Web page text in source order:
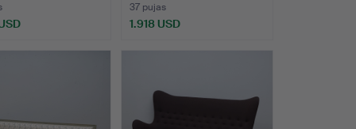
37 pujas
1.918 USD